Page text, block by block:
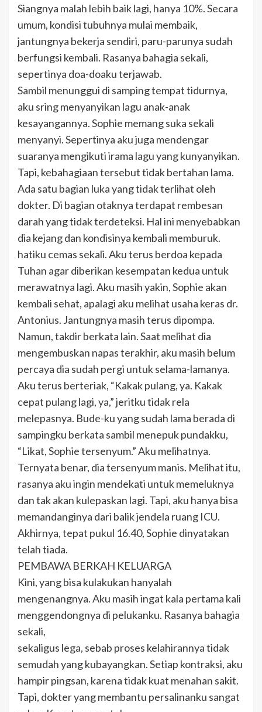
Siangnya malah lebih baik lagi, hanya 10%. Secara
umum, kondisi tubuhnya mulai membaik,
jantungnya bekerja sendiri, paru-parunya sudah
berfungsi kembali. Rasanya bahagia sekali,
sepertinya doa-doaku terjawab.
Sambil menunggui di samping tempat tidurnya,
aku sring menyanyikan lagu anak-anak
kesayangannya. Sophie memang suka sekali
menyanyi. Sepertinya aku juga mendengar
suaranya mengikuti irama lagu yang kunyanyikan.
Tapi, kebahagiaan tersebut tidak bertahan lama.
Ada satu bagian luka yang tidak terlihat oleh
dokter. Di bagian otaknya terdapat rembesan
darah yang tidak terdeteksi. Hal ini menyebabkan
dia kejang dan kondisinya kembali memburuk.
hatiku cemas sekali. Aku terus berdoa kepada
Tuhan agar diberikan kesempatan kedua untuk
merawatnya lagi. Aku masih yakin, Sophie akan
kembali sehat, apalagi aku melihat usaha keras dr.
Antonius. Jantungnya masih terus dipompa.
Namun, takdir berkata lain. Saat melihat dia
mengembuskan napas terakhir, aku masih belum
percaya dia sudah pergi untuk selama-lamanya.
Aku terus berteriak, “Kakak pulang, ya. Kakak
cepat pulang lagi, ya,” jeritku tidak rela
melepasnya. Bude-ku yang sudah lama berada di
sampingku berkata sambil menepuk pundakku,
“Likat, Sophie tersenyum.” Aku melihatnya.
Ternyata benar, dia tersenyum manis. Melihat itu,
rasanya aku ingin mendekati untuk memeluknya
dan tak akan kulepaskan lagi. Tapi, aku hanya bisa
memandanginya dari balik jendela ruang ICU.
Akhirnya, tepat pukul 16.40, Sophie dinyatakan
telah tiada.
PEMBAWA BERKAH KELUARGA
Kini, yang bisa kulakukan hanyalah
mengenangnya. Aku masih ingat kala pertama kali
menggendongnya di pelukanku. Rasanya bahagia
sekali,
sekaligus lega, sebab proses kelahirannya tidak
semudah yang kubayangkan. Setiap kontraksi, aku
hampir pingsan, karena tidak kuat menahan sakit.
Tapi, dokter yang membantu persalinanku sangat